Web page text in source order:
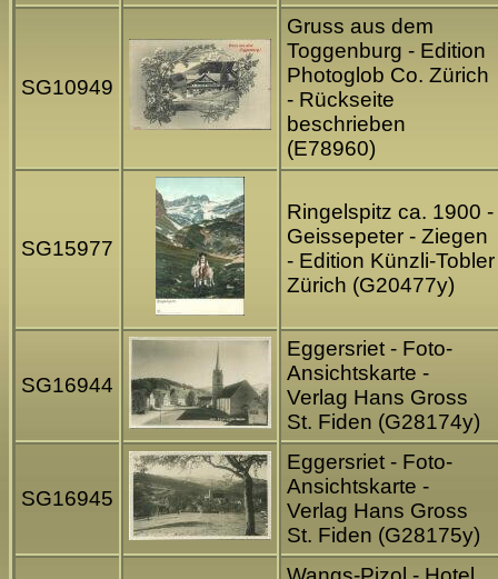
SG10949
Gruss aus dem
Toggenburg - Edition
Photoglob Co. Zürich
- Rückseite
beschrieben
(E78960)
SG15977
Ringelspitz ca. 1900 -
Geissepeter - Ziegen
- Edition Künzli-Tobler
Zürich (G20477y)
SG16944
Eggersriet - Foto-
Ansichtskarte -
Verlag Hans Gross
St. Fiden (G28174y)
SG16945
Eggersriet - Foto-
Ansichtskarte -
Verlag Hans Gross
St. Fiden (G28175y)